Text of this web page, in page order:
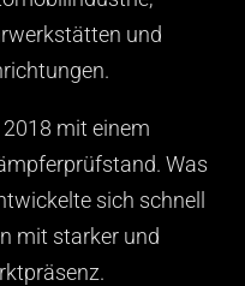
und
2018 mit einem
Was
sich schnell
mit starker und